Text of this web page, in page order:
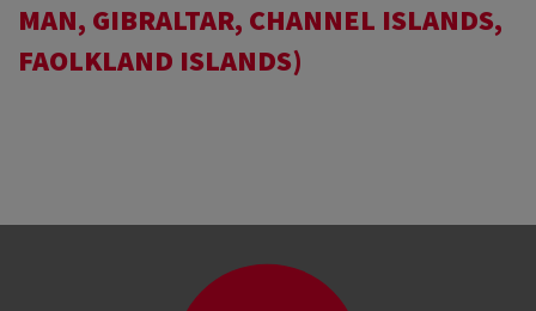
MAN, GIBRALTAR, CHANNEL ISLANDS,
FAOLKLAND ISLANDS)